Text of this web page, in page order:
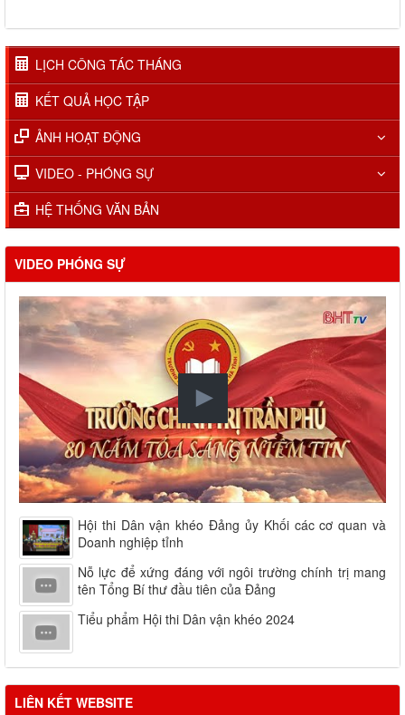
LỊCH CÔNG TÁC THÁNG
KẾT QUẢ HỌC TẬP
ẢNH HOẠT ĐỘNG
VIDEO - PHÓNG SỰ
HỆ THỐNG VĂN BẢN
VIDEO PHÓNG SỰ
Hội thi Dân vận khéo Đảng ủy Khối các cơ quan và
Doanh nghiệp tỉnh
Nỗ lực để xứng đáng với ngôi trường chính trị mang
tên Tổng Bí thư đầu tiên của Đảng
Tiểu phẩm Hội thi Dân vận khéo 2024
LIÊN KẾT WEBSITE